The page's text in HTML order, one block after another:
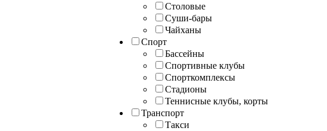
Столовые
Суши-бары
Чайханы
Спорт
Бассейны
Спортивные клубы
Спорткомплексы
Стадионы
Теннисные клубы, корты
Транспорт
Такси